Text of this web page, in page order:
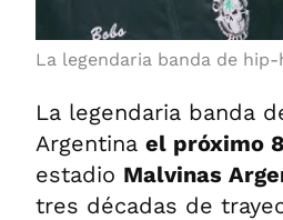
La legendaria banda de hip-
La legendaria banda
Argentina el próximo
estadio Malvinas
tres décadas de